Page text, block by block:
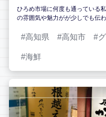
ひろめ市場に何度も通っている
の雰囲気や魅力がが少しでも伝
高知県 高知市
海鮮